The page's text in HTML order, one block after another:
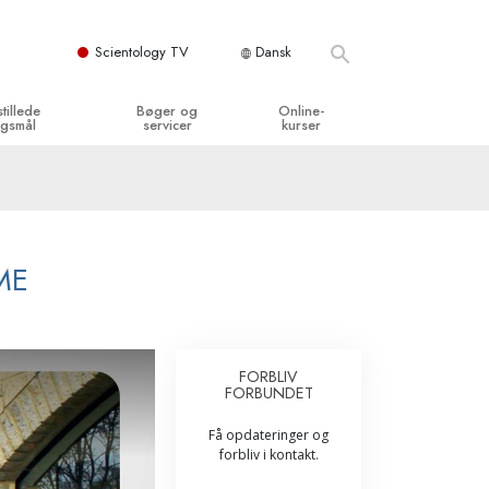
Scientology TV Dansk
organisationerne
Bøger og
servicer
foredrag
Online-
kurser
Assister ved sygdom og skader
Integritet og ærlighed
Ægteskab
FORBLIV
FORBUNDET
Få opdateringer og
forbliv i kontakt.